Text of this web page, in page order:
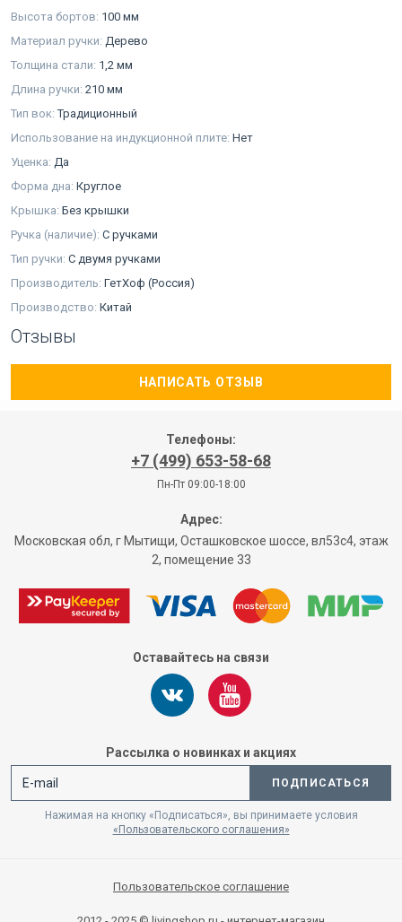
Высота бортов: 100 мм
Материал ручки: Дерево
Толщина стали: 1,2 мм
Длина ручки: 210 мм
Тип вок:Традиционный
Использование на индукционной плите: Нет
Уценка: Да
Форма дна: Круглое
Крышка: Без крышки
Ручка (наличие): С ручками
Тип ручки: С двумя ручками
Производитель: ГетХоф (Россия)
Производство: Китай
Отзывы
НАПИСАТЬ ОТЗЫВ
Телефоны:
+7 (499) 653-58-68
Пн-Пт 09:00-18:00
Адрес:
Московская обл, г Мытищи, Осташковское шоссе, вл53с4, этаж
2, помещение 33
Оставайтесь на связи
Рассылка о новинках и акциях
ПОДПИСАТЬСЯ
Нажимая на кнопку «Подписаться», вы принимаете условия
«Пользовательского соглашения»
Пользовательское соглашение